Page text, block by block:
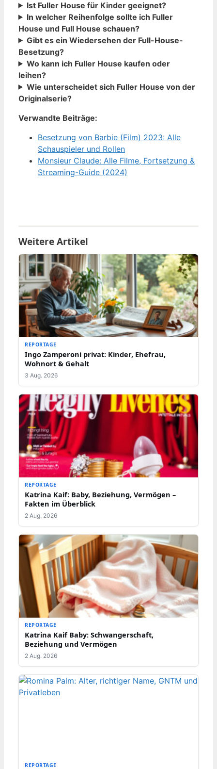
Ist Fuller House für Kinder geeignet?
In welcher Reihenfolge sollte ich Fuller
House und Full House schauen?
Gibt es ein Wiedersehen der Full-House-
Besetzung?
Wo kann ich Fuller House kaufen oder
leihen?
Wie unterscheidet sich Fuller House von der
Originalserie?
Verwandte Beiträge:
Besetzung von Barbie (Film) 2023: Alle
Schauspieler und Rollen
Monsieur Claude: Alle Filme, Fortsetzung &
Streaming-Guide (2024)
Weitere Artikel
REPORTAGE
Ingo Zamperoni privat: Kinder, Ehefrau,
Wohnort & Gehalt
3 Aug. 2026
REPORTAGE
Katrina Kaif: Baby, Beziehung, Vermögen –
Fakten im Überblick
2 Aug. 2026
REPORTAGE
Katrina Kaif Baby: Schwangerschaft,
Beziehung und Vermögen
2 Aug. 2026
REPORTAGE